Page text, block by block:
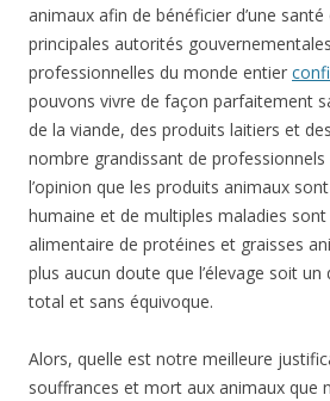
animaux afin de bénéficier d’une
principales autorités
professionnelles du monde entier
pouvons vivre de façon parfaitement
de la viande, des produits laitiers et
nombre grandissant de
l’opinion que les produits animaux
humaine et de multiples maladies
alimentaire de protéines et graisses
plus aucun doute que l’élevage soit
total et sans équivoque.
Alors, quelle est notre meilleure
souffrances et mort aux animaux que